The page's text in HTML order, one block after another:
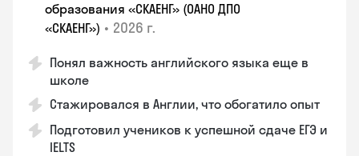
образования «СКАЕНГ» (ОАНО ДПО
«СКАЕНГ») • 2026 г.
Понял важность английского языка еще в
школе
Стажировался в Англии, что обогатило опыт
Подготовил учеников к успешной сдаче ЕГЭ и
IELTS